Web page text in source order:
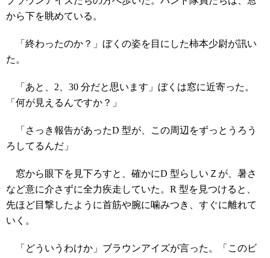
から下を眺めている。
「終わったのか？」ぼくの姿を目にした柿本少尉が訊い
た。
「あと、2、30 分だと思います」ぼくは窓に近寄った。
「何が見えるんですか？」
「さっき報告があったD 型が、この周辺をずっとうろう
ろしてるんだ」
窓から眼下を見下ろすと、確かにD 型らしいＺが、暑さ
など意に介さずに全力疾走していた。R 型を見つけると、
先ほど目撃したように首筋や腕に噛みつき、すぐに離れて
いく。
「どういうわけか」ブラウンアイズが言った。「このビ